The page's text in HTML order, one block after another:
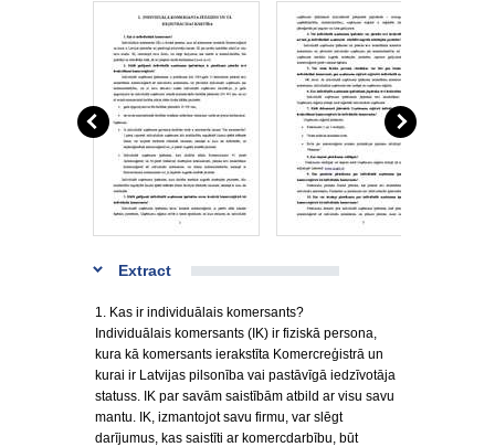
Extract
1. Kas ir individuālais komersants?
Individuālais komersants (IK) ir fiziskā persona,
kura kā komersants ierakstīta Komercreģistrā un
kurai ir Latvijas pilsonība vai pastāvīgā iedzīvotāja
statuss. IK par savām saistībām atbild ar visu savu
mantu. IK, izmantojot savu firmu, var slēgt
darījumus, kas saistīti ar komercdarbību, būt